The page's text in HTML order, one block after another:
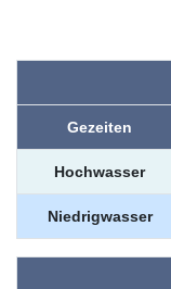
Gezeiten
Hochwasser
Niedrigwasser